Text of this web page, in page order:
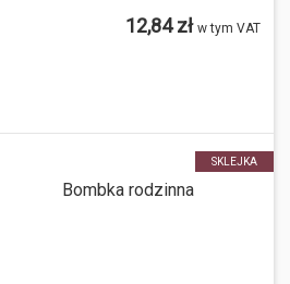
12,84 zł w tym VAT
SKLEJKA
Bombka rodzinna